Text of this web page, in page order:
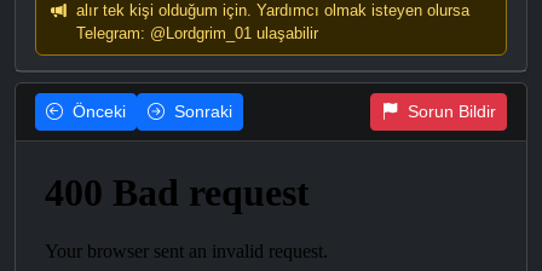
alır tek kişi olduğum için. Yardımcı olmak isteyen olursa
Telegram: @Lordgrim_01 ulaşabilir
Önceki Sonraki Sorun Bildir